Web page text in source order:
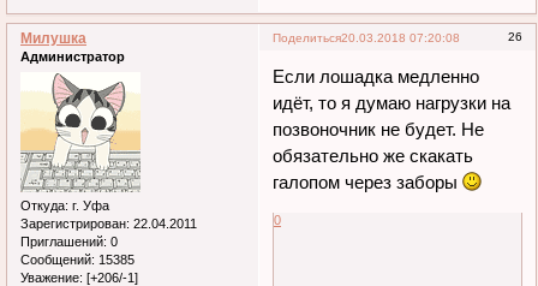
Поделиться 26
20.03.2018 07:20:08
Милушка
Администратор
Откуда: г. Уфа
Зарегистрирован: 22.04.2011
Приглашений: 0
Сообщений: 15385
Уважение: [+206/-1]
Если лошадка медленно
идёт, то я думаю нагрузки на
позвоночник не будет. Не
обязательно же скакать
галопом через заборы
0